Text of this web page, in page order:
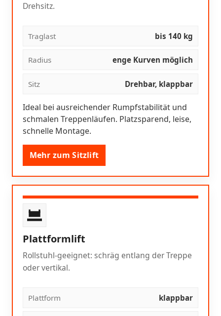
Drehsitz.
Traglast bis 140 kg
Radius enge Kurven möglich
Sitz Drehbar, klappbar
Ideal bei ausreichender Rumpfstabilität und
schmalen Treppenläufen. Platzsparend, leise,
schnelle Montage.
Mehr zum Sitzlift
Plattformlift
Rollstuhl-geeignet: schräg entlang der Treppe
oder vertikal.
Plattform klappbar